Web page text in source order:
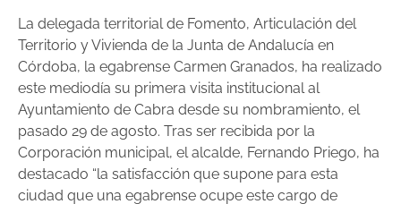
La delegada territorial de Fomento, Articulación del
Territorio y Vivienda de la Junta de Andalucía en
Córdoba, la egabrense Carmen Granados, ha realizado
este mediodía su primera visita institucional al
Ayuntamiento de Cabra desde su nombramiento, el
pasado 29 de agosto. Tras ser recibida por la
Corporación municipal, el alcalde, Fernando Priego, ha
destacado “la satisfacción que supone para esta
ciudad que una egabrense ocupe este cargo de